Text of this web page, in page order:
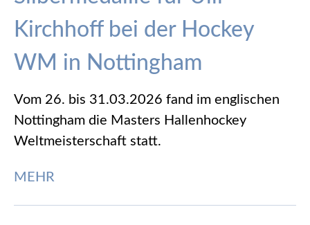
Kirchhoff bei der Hockey
WM in Nottingham
Vom 26. bis 31.03.2026 fand im englischen
Nottingham die Masters Hallenhockey
Weltmeisterschaft statt.
MEHR